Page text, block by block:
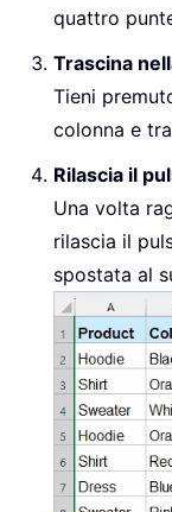
quattro
Trascina
Tieni
colonna e
Rilascia il
Una volta
rilascia il
spostata al